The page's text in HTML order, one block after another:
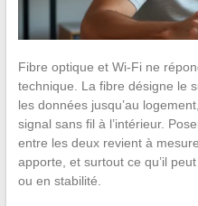
Fibre optique et Wi-Fi ne
technique. La fibre désigne le
les données jusqu’au
signal sans fil à l’intérieur.
entre les deux revient à
apporte, et surtout ce qu’il
ou en stabilité.